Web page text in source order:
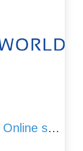
Deutschland Monteurzimmer – Online suchen und buchen